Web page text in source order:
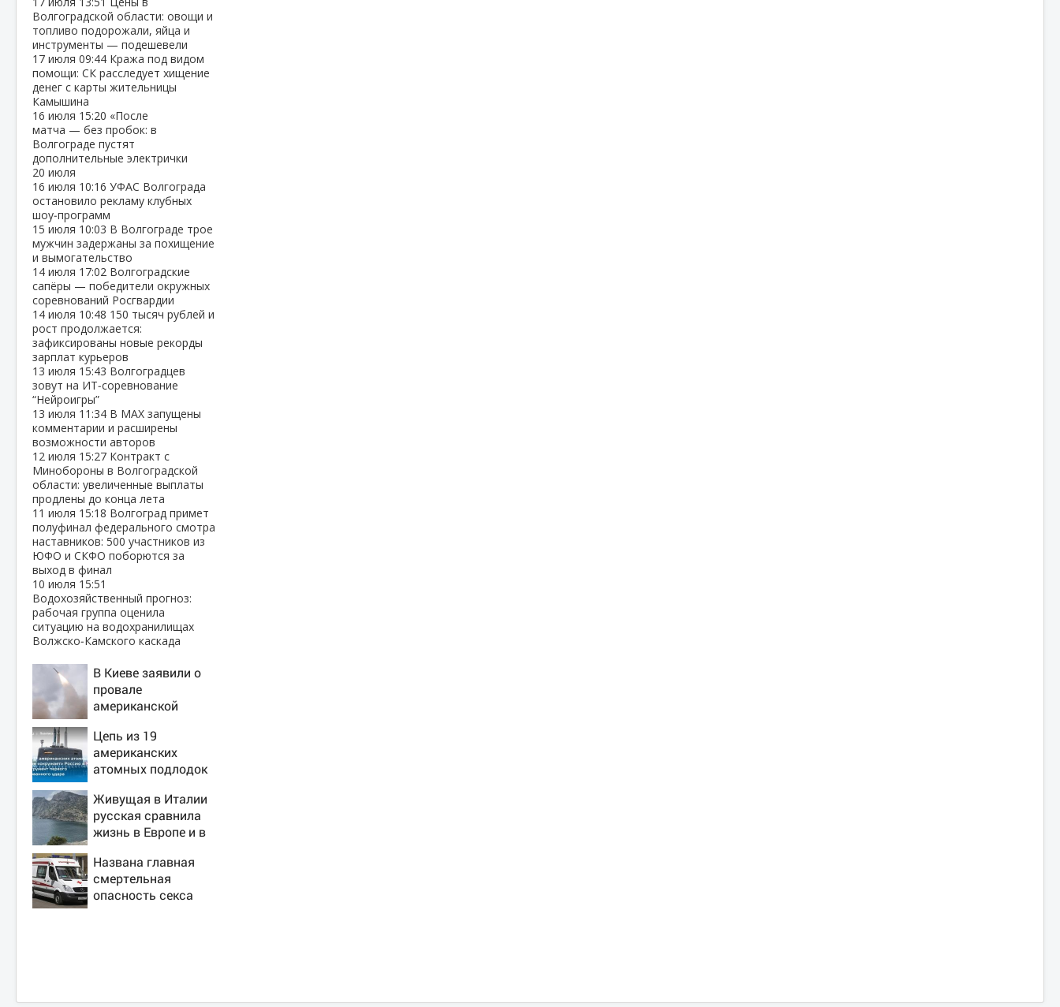
Волгоградской области: овощи и
топливо подорожали, яйца и
инструменты — подешевели
17 июля 09:44 Кража под видом
помощи: СК расследует хищение
денег с карты жительницы
Камышина
16 июля 15:20 «После
матча — без пробок: в
Волгограде пустят
дополнительные электрички
20 июля
16 июля 10:16 УФАС Волгограда
остановило рекламу клубных
шоу‑программ
15 июля 10:03 В Волгограде трое
мужчин задержаны за похищение
и вымогательство
14 июля 17:02 Волгоградские
сапёры — победители окружных
соревнований Росгвардии
14 июля 10:48 150 тысяч рублей и
рост продолжается:
зафиксированы новые рекорды
зарплат курьеров
13 июля 15:43 Волгоградцев
зовут на ИТ‑соревнование
“Нейроигры”
13 июля 11:34 В МАХ запущены
комментарии и расширены
возможности авторов
12 июля 15:27 Контракт с
Минобороны в Волгоградской
области: увеличенные выплаты
продлены до конца лета
11 июля 15:18 Волгоград примет
полуфинал федерального смотра
наставников: 500 участников из
ЮФО и СКФО поборются за
выход в финал
10 июля 15:51
Водохозяйственный прогноз:
рабочая группа оценила
ситуацию на водохранилищах
Волжско‑Камского каскада
В Киеве заявили о
провале
американской
лучника» против
России
Цепь из 19
американских
атомных подлодок
и Китай: это
инструмент первого
массированного
Живущая в Италии
русская сравнила
жизнь в Европе и в
Названа главная
смертельная
опасность секса